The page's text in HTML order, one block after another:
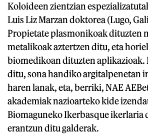
Koloideen zientzian
Luis Liz Marzan doktorea (Lugo,
Propietate plasmonikoak dituzten
metalikoak aztertzen ditu, eta
biomedikoan dituzten aplikazioak.
ditu, sona handiko argitalpenetan
haren lanak, eta, berriki, NAE
akademiak nazioarteko kide
Biomaguneko Ikerbasque ikerlaria
erantzun ditu galderak.